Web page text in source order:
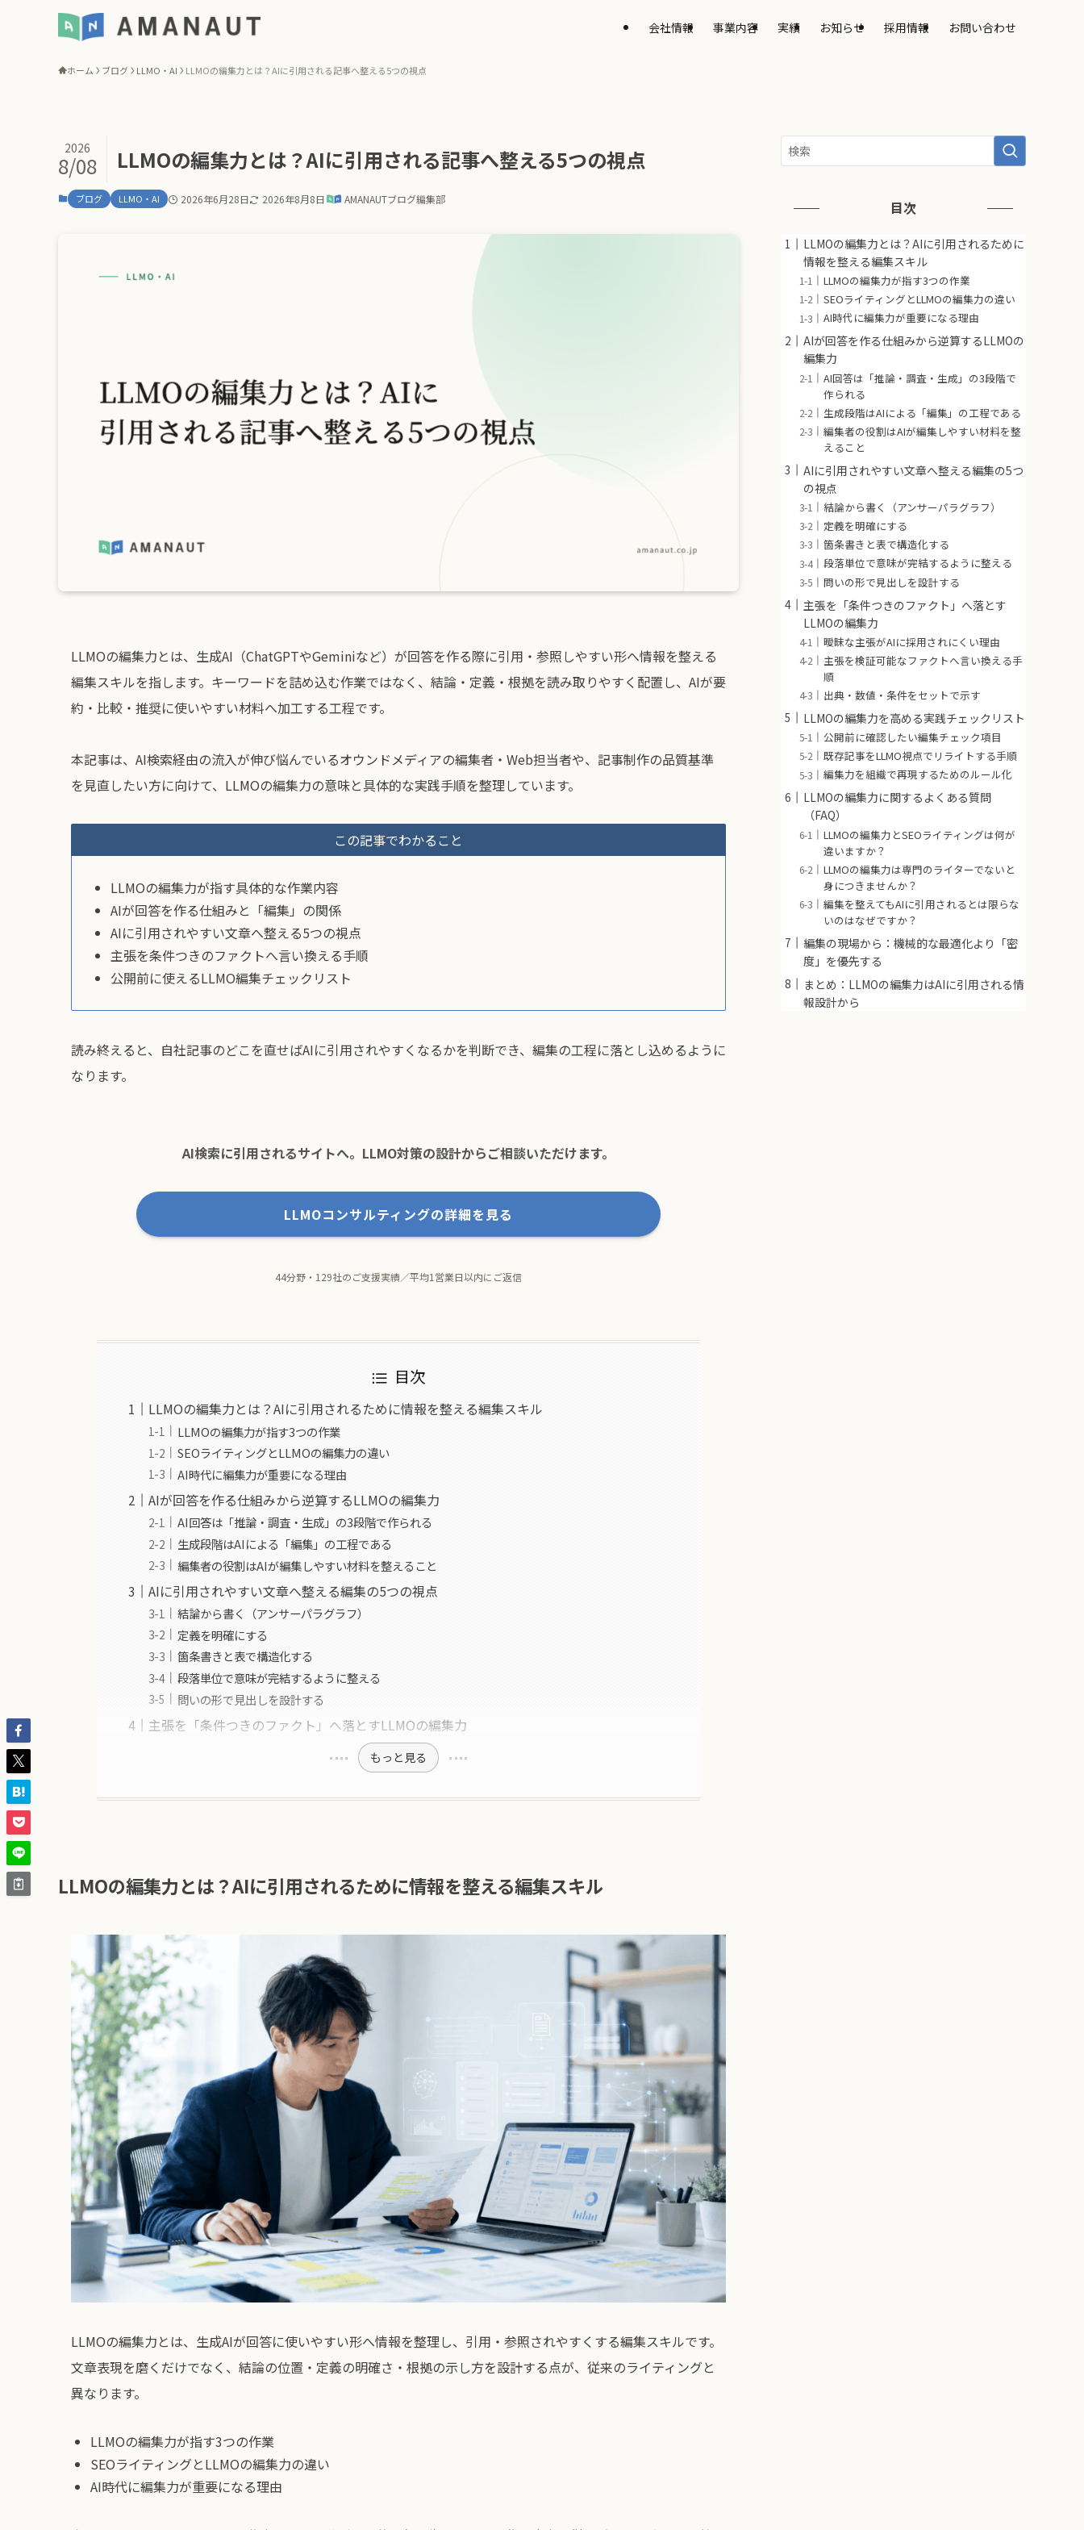
会社情報 事業内容 実績 お知らせ 採用情報 お問い合わせ
ホーム ブログ LLMO・AI LLMOの編集力とは？AIに引用される記事へ整える5つの視点
LLMOの編集力とは？AIに引用される記事へ整える5つの視点
2026
8/08
ブログ LLMO・AI 2026年6月28日 2026年8月8日 AMANAUTブログ編集部
LLMOの編集力とは、生成AI（ChatGPTやGeminiなど）が回答を作る際に引用・参照しやすい形へ情報を整える
編集スキルを指します。キーワードを詰め込む作業ではなく、結論・定義・根拠を読み取りやすく配置し、AIが要
約・比較・推奨に使いやすい材料へ加工する工程です。
本記事は、AI検索経由の流入が伸び悩んでいるオウンドメディアの編集者・Web担当者や、記事制作の品質基準
を見直したい方に向けて、LLMOの編集力の意味と具体的な実践手順を整理しています。
この記事でわかること
LLMOの編集力が指す具体的な作業内容
AIが回答を作る仕組みと「編集」の関係
AIに引用されやすい文章へ整える5つの視点
主張を条件つきのファクトへ言い換える手順
公開前に使えるLLMO編集チェックリスト
読み終えると、自社記事のどこを直せばAIに引用されやすくなるかを判断でき、編集の工程に落とし込めるように
なります。
AI検索に引用されるサイトへ。LLMO対策の設計からご相談いただけます。
LLMOコンサルティングの詳細を見る
44分野・129社のご支援実績／平均1営業日以内にご返信
目次
LLMOの編集力とは？AIに引用されるために情報を整える編集スキル
LLMOの編集力が指す3つの作業
SEOライティングとLLMOの編集力の違い
AI時代に編集力が重要になる理由
AIが回答を作る仕組みから逆算するLLMOの編集力
AI回答は「推論・調査・生成」の3段階で作られる
生成段階はAIによる「編集」の工程である
編集者の役割はAIが編集しやすい材料を整えること
AIに引用されやすい文章へ整える編集の5つの視点
結論から書く（アンサーパラグラフ）
定義を明確にする
箇条書きと表で構造化する
段落単位で意味が完結するように整える
問いの形で見出しを設計する
主張を「条件つきのファクト」へ落とすLLMOの編集力
もっと見る
LLMOの編集力とは？AIに引用されるために情報を整える編集スキル
LLMOの編集力とは、生成AIが回答に使いやすい形へ情報を整理し、引用・参照されやすくする編集スキルです。
文章表現を磨くだけでなく、結論の位置・定義の明確さ・根拠の示し方を設計する点が、従来のライティングと
異なります。
LLMOの編集力が指す3つの作業
SEOライティングとLLMOの編集力の違い
AI時代に編集力が重要になる理由
目次
LLMOの編集力とは？AIに引用されるために
情報を整える編集スキル
LLMOの編集力が指す3つの作業
SEOライティングとLLMOの編集力の違い
AI時代に編集力が重要になる理由
AIが回答を作る仕組みから逆算するLLMOの
編集力
AI回答は「推論・調査・生成」の3段階で
作られる
生成段階はAIによる「編集」の工程である
編集者の役割はAIが編集しやすい材料を整
えること
AIに引用されやすい文章へ整える編集の5つ
の視点
結論から書く（アンサーパラグラフ）
定義を明確にする
箇条書きと表で構造化する
段落単位で意味が完結するように整える
問いの形で見出しを設計する
主張を「条件つきのファクト」へ落とす
LLMOの編集力
曖昧な主張がAIに採用されにくい理由
主張を検証可能なファクトへ言い換える手
順
出典・数値・条件をセットで示す
LLMOの編集力を高める実践チェックリスト
公開前に確認したい編集チェック項目
既存記事をLLMO視点でリライトする手順
編集力を組織で再現するためのルール化
LLMOの編集力に関するよくある質問
（FAQ）
LLMOの編集力とSEOライティングは何が
違いますか？
LLMOの編集力は専門のライターでないと
身につきませんか？
編集を整えてもAIに引用されるとは限らな
いのはなぜですか？
編集の現場から：機械的な最適化より「密
度」を優先する
まとめ：LLMOの編集力はAIに引用される情
報設計から